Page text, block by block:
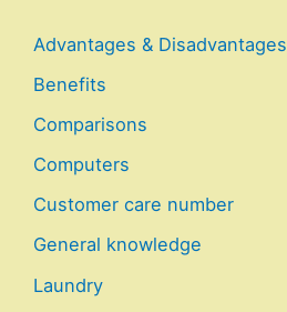
Advantages & Disadvantages
Benefits
Comparisons
Computers
Customer care number
General knowledge
Laundry